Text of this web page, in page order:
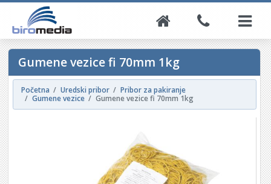
Gumene vezice fi 70mm 1kg
Početna Uredski pribor
Pribor za pakiranje
Gumene vezice
Gumene vezice fi 70mm 1kg